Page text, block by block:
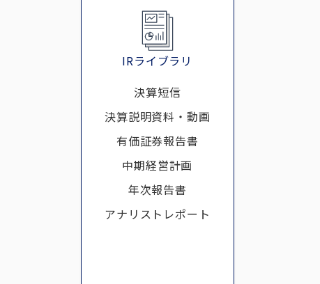
IRライブラリ
決算短信
決算説明資料・動画
有価証券報告書
中期経営計画
年次報告書
アナリストレポート